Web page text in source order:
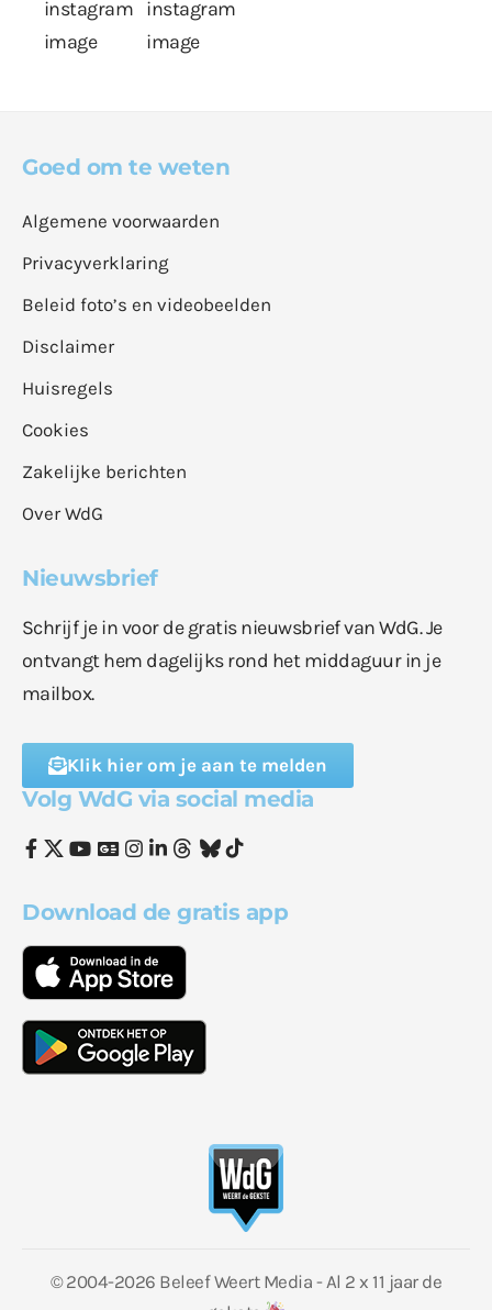
Goed om te weten
Algemene voorwaarden
Privacyverklaring
Beleid foto’s en videobeelden
Disclaimer
Huisregels
Cookies
Zakelijke berichten
Over WdG
Nieuwsbrief
Schrijf je in voor de gratis nieuwsbrief van WdG. Je
ontvangt hem dagelijks rond het middaguur in je
mailbox.
Klik hier om je aan te melden
Volg WdG via social media
Download de gratis app
© 2004-2026 Beleef Weert Media - Al 2 x 11 jaar de